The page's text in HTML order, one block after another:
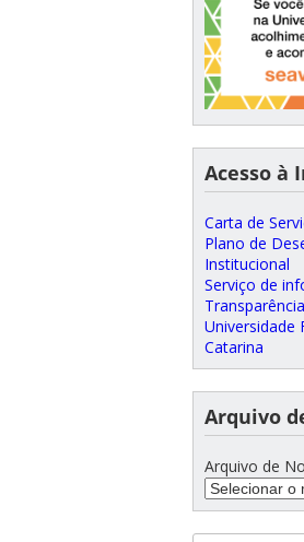
Acesso à
Carta de
Plano de
Institucional
Serviço de
Universidade
Catarina
Arquivo
Arquivo de